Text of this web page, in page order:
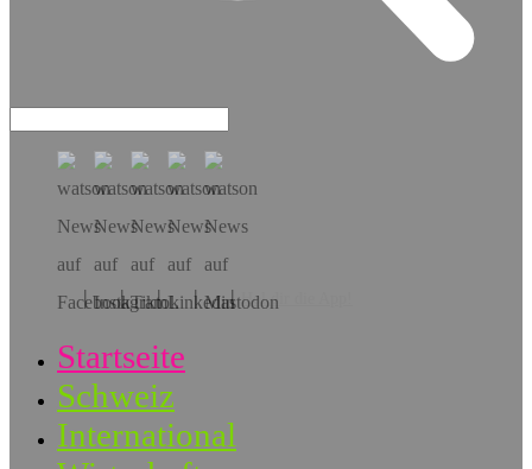
Hol dir die App!
Startseite
Schweiz
International